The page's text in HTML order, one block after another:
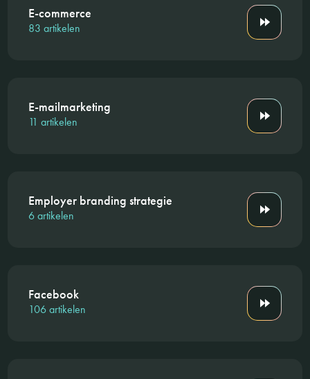
E-commerce
83 artikelen
E-mailmarketing
11 artikelen
Employer branding strategie
6 artikelen
Facebook
106 artikelen